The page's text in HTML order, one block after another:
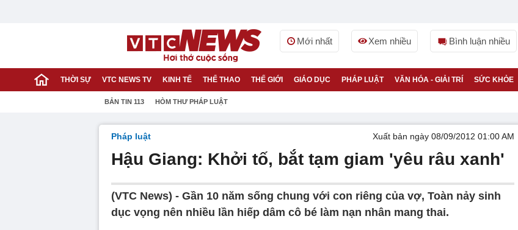
Mới nhất Xem nhiều Bình luận nhiều
THỜI SỰ VTC NEWS TV KINH TẾ THỂ THAO THẾ GIỚI GIÁO DỤC PHÁP LUẬT VĂN HÓA - GIẢI TRÍ SỨC KHỎE
BẢN TIN 113 HÒM THƯ PHÁP LUẬT
Pháp luật Xuất bản ngày 08/09/2012 01:00 AM
Hậu Giang: Khởi tố, bắt tạm giam 'yêu râu xanh'
(VTC News) - Gần 10 năm sống chung với con riêng của vợ, Toàn nảy sinh
dục vọng nên nhiều lần hiếp dâm cô bé làm nạn nhân mang thai.